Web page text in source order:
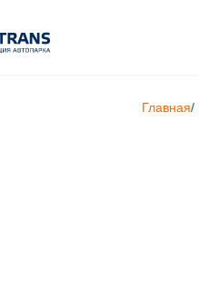
Главная/